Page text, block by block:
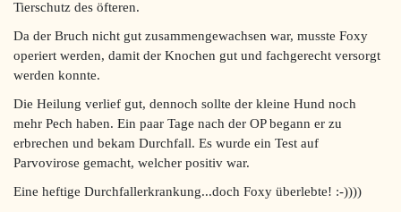
Tierschutz des öfteren.
Da der Bruch nicht gut zusammengewachsen war, musste Foxy
operiert werden, damit der Knochen gut und fachgerecht versorgt
werden konnte.
Die Heilung verlief gut, dennoch sollte der kleine Hund noch
mehr Pech haben. Ein paar Tage nach der OP begann er zu
erbrechen und bekam Durchfall. Es wurde ein Test auf
Parvovirose gemacht, welcher positiv war.
Eine heftige Durchfallerkrankung...doch Foxy überlebte! :-))))